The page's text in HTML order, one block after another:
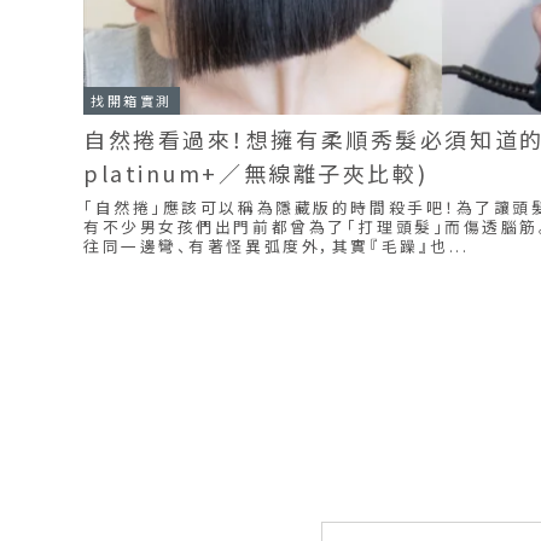
找開箱實測
自然捲看過來！想擁有柔順秀髮必須知
platinum+／無線離子夾比較)
「自然捲」應該可以稱為隱藏版的時間殺手吧！為了讓
有不少男女孩們出門前都曾為了「打理頭髮」而傷透腦
往同一邊彎、有著怪異弧度外，其實『毛躁』也...